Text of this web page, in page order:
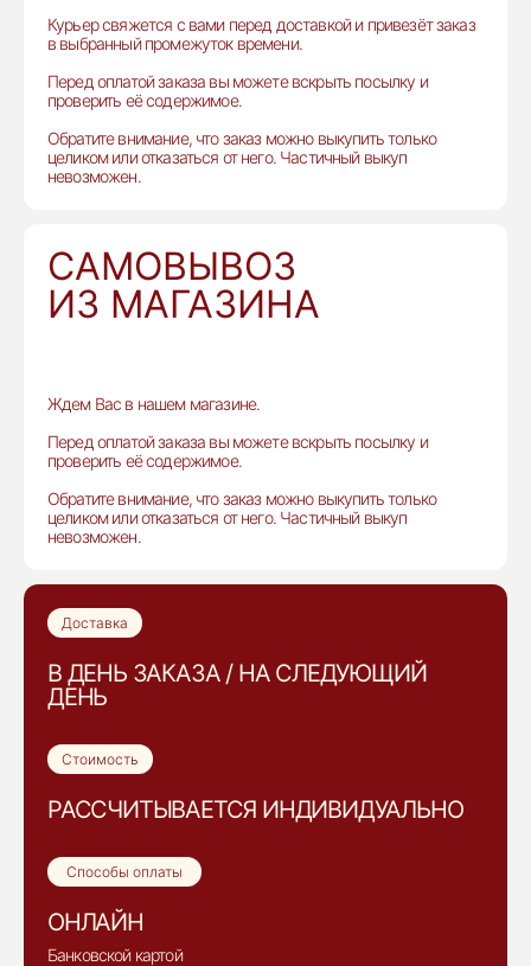
Курьер свяжется с вами перед доставкой и привезёт заказ
в выбранный промежуток времени.
Перед оплатой заказа вы можете вскрыть посылку и
проверить её содержимое.
Обратите внимание, что заказ можно выкупить только
целиком или отказаться от него. Частичный выкуп
невозможен.
САМОВЫВОЗ
ИЗ МАГАЗИНА
Ждем Вас в нашем магазине.
Перед оплатой заказа вы можете вскрыть посылку и
проверить её содержимое.
Обратите внимание, что заказ можно выкупить только
целиком или отказаться от него. Частичный выкуп
невозможен.
Доставка
В ДЕНЬ ЗАКАЗА / НА СЛЕДУЮЩИЙ
ДЕНЬ
Стоимость
РАССЧИТЫВАЕТСЯ ИНДИВИДУАЛЬНО
Способы оплаты
ОНЛАЙН
Банковской картой